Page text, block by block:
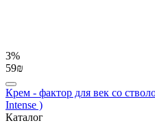
3%
59₪
Крем - фактор для век со
Intense )
Каталог